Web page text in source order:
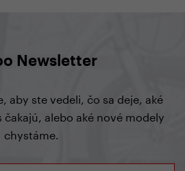
Newsletter
aby ste vedeli, čo sa deje, aké
čakajú, alebo aké nové modely
chystáme.